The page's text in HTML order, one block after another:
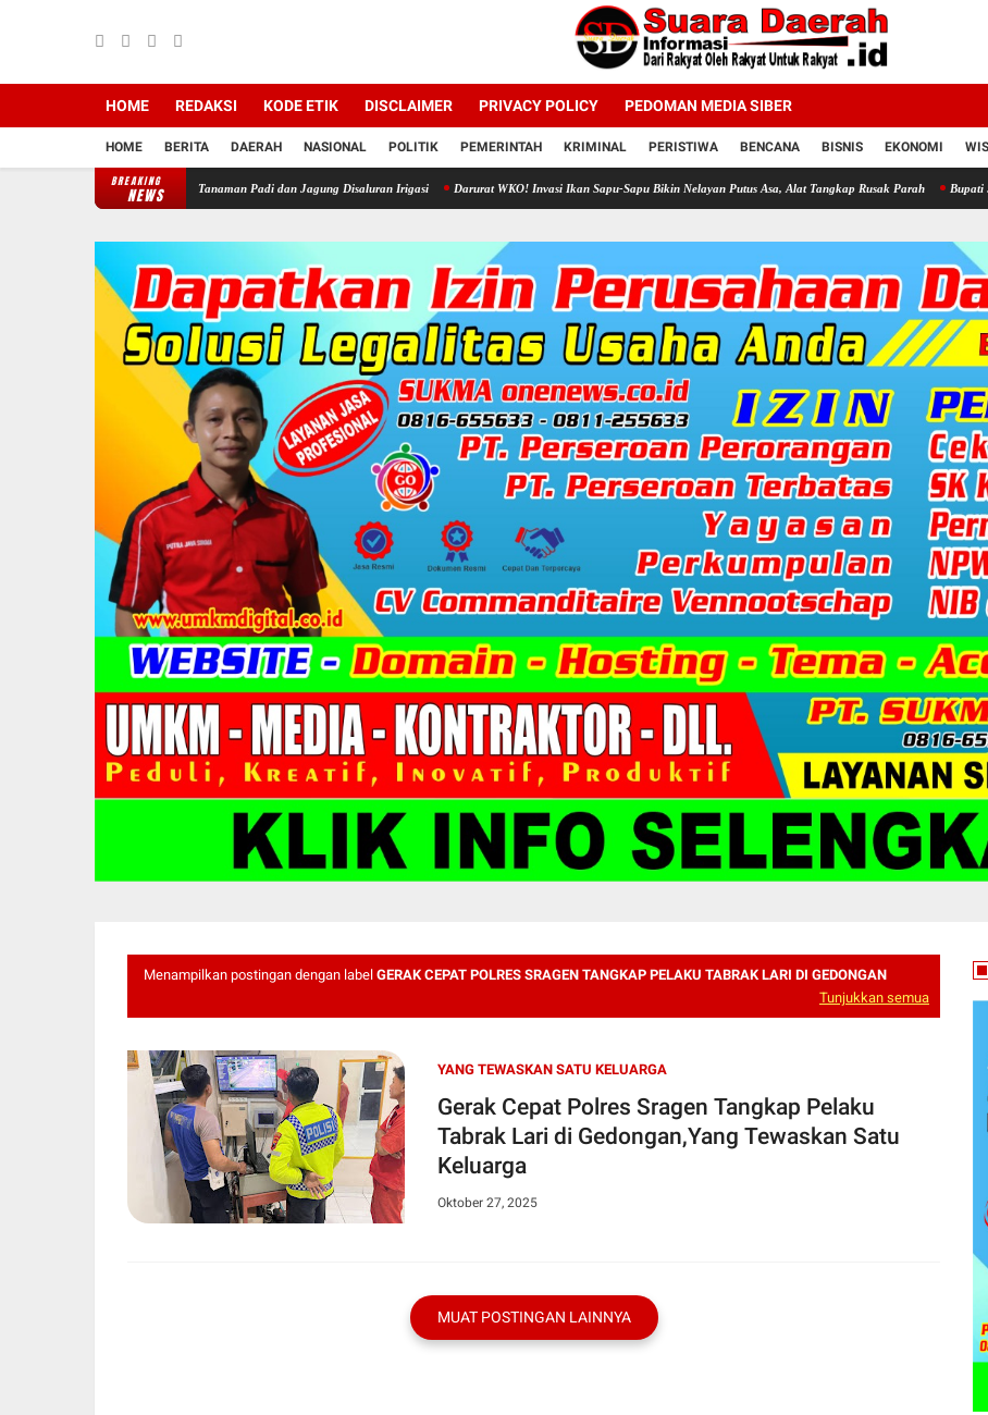
HOME REDAKSI KODE ETIK DISCLAIMER PRIVACY POLICY PEDOMAN MEDIA SIBER
HOME BERITA DAERAH NASIONAL POLITIK PEMERINTAH KRIMINAL PERISTIWA BENCANA BISNIS EKONOMI
BREAKING
NEWS
Petani Rela Babat Tanaman Padi dan Jagung Disaluran Irigasi Darurat WKO! Invasi Ikan Sapu-Sapu Bikin Nelayan Putus Asa, Alat Tangkap Rusak Parah Bupati Sragen Ajak
Menampilkan postingan dengan label GERAK CEPAT POLRES SRAGEN TANGKAP PELAKU TABRAK LARI DI GEDONGAN
Tunjukkan semua
YANG TEWASKAN SATU KELUARGA
Gerak Cepat Polres Sragen Tangkap Pelaku
Tabrak Lari di Gedongan,Yang Tewaskan Satu
Keluarga
Oktober 27, 2025
MUAT POSTINGAN LAINNYA